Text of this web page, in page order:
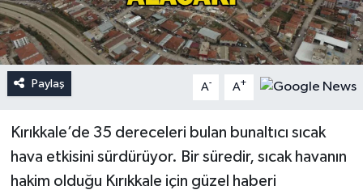
Paylaş A- A+
Kırıkkale’de 35 dereceleri bulan bunaltıcı sıcak
hava etkisini sürdürüyor. Bir süredir, sıcak havanın
hakim olduğu Kırıkkale için güzel haberi